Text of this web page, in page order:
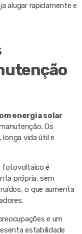
alugar rapidamente e
energia solar
Os
longa vida útil e
fotovoltaico é
própria, sem
o que aumenta
e um
estabilidade